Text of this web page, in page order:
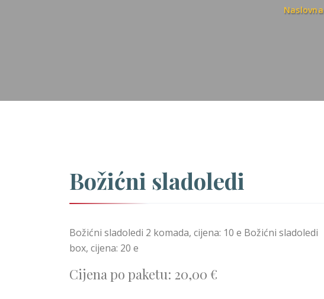
Naslovna
Božićni sladoledi
Božićni sladoledi 2 komada, cijena: 10 e Božićni sladoledi
box, cijena: 20 e
Cijena po paketu: 20,00 €